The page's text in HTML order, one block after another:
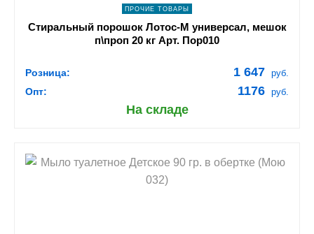
ПРОЧИЕ ТОВАРЫ
Стиральный порошок Лотос-М универсал, мешок
п\проп 20 кг Арт. Пор010
Розница: 1 647 руб.
Опт: 1176 руб.
На складе
shopping_cart В КОРЗИНУ